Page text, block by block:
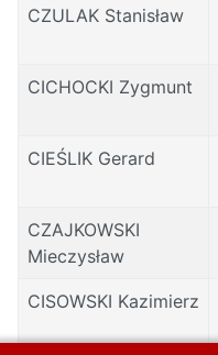
CZULAK Stanisław
CICHOCKI Zygmunt
CIEŚLIK Gerard
CZAJKOWSKI
Mieczysław
CISOWSKI Kazimierz